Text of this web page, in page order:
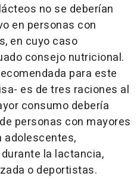
no se deberían
en personas con
en cuyo caso
consejo nutricional.
para este
es de tres raciones al
consumo debería
personas con mayores
adolescentes,
la lactancia,
o deportistas.